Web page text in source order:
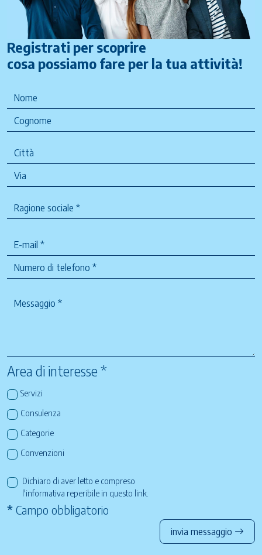
Registrati per scoprire
cosa possiamo fare per la tua attività!
Area di interesse *
Servizi
Consulenza
Categorie
Convenzioni
Dichiaro di aver letto e compreso
l'informativa reperibile in questo link
* Campo obbligatorio
invia messaggio